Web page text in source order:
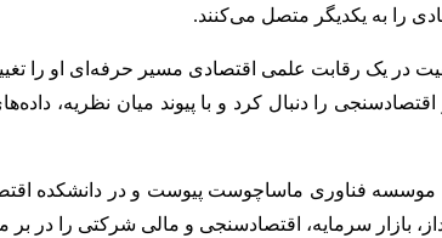
را به یکدیگر متصل می‌کنند.
را دنبال کرد و با پیوند میان نظریه،
بازار سرمایه، اقتصادسنجی و مالی شرکتی را در